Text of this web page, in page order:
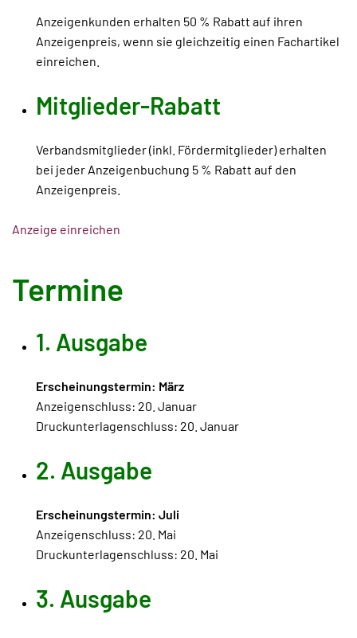
Anzeigenkunden erhalten 50 % Rabatt auf ihren
Anzeigenpreis, wenn sie gleichzeitig einen Fachartikel
einreichen.
Mitglieder-Rabatt
Verbandsmitglieder (inkl. Fördermitglieder) erhalten
bei jeder Anzeigenbuchung 5 % Rabatt auf den
Anzeigenpreis.
Anzeige einreichen
Termine
1. Ausgabe
Erscheinungstermin: März
Anzeigenschluss: 20. Januar
Druckunterlagenschluss: 20. Januar
2. Ausgabe
Erscheinungstermin: Juli
Anzeigenschluss: 20. Mai
Druckunterlagenschluss: 20. Mai
3. Ausgabe